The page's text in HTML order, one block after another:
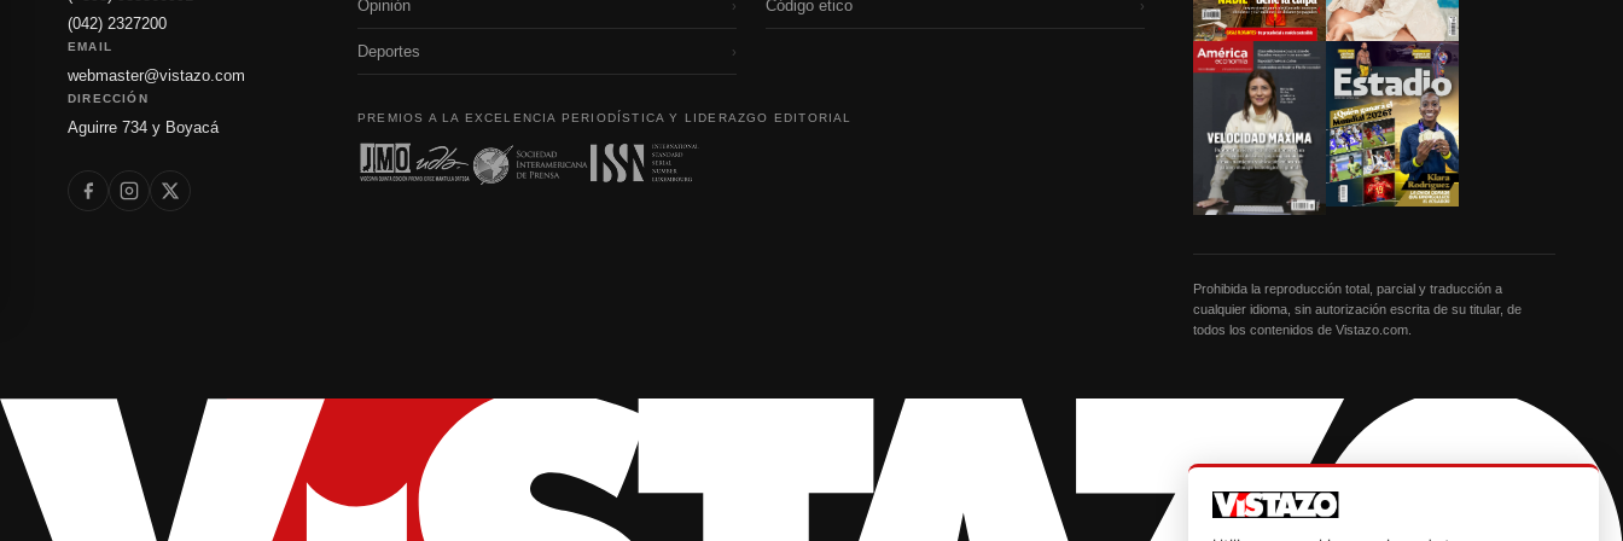
(042) 2327200
EMAIL
webmaster@vistazo.com
DIRECCIÓN
Aguirre 734 y Boyacá
Opinión ›
Deportes ›
Código etico ›
PREMIOS A LA EXCELENCIA PERIODÍSTICA Y LIDERAZGO EDITORIAL
Prohibida la reproducción total, parcial y traducción a
cualquier idioma, sin autorización escrita de su titular, de
todos los contenidos de Vistazo.com.